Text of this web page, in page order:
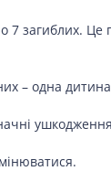
загиблих. Це
– одна